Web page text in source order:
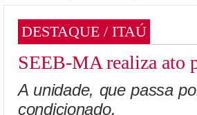
DESTAQUE / ITAÚ
SEEB-MA realiza ato
A unidade, que passa
condicionado.